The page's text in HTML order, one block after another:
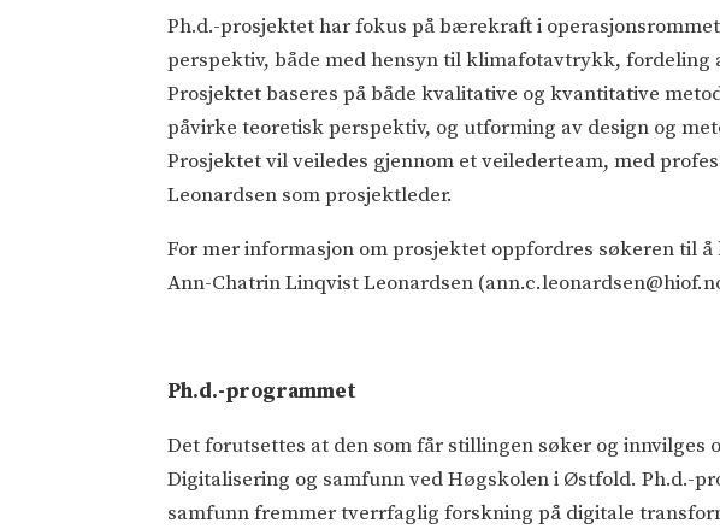
Ph.d.-prosjektet har fokus på bærekraft i
perspektiv, både med hensyn til klimafotavtrykk, fordeling
Prosjektet baseres på både kvalitative og kvantitative
påvirke teoretisk perspektiv, og utforming av design og
Prosjektet vil veiledes gjennom et veilederteam, med
Leonardsen som prosjektleder.
For mer informasjon om prosjektet oppfordres søkeren til
Ann-Chatrin Linqvist Leonardsen
Ph.d.-programmet
Det forutsettes at den som får stillingen søker og innvilges
Digitalisering og samfunn ved Høgskolen i Østfold. Ph.d.-
samfunn fremmer tverrfaglig forskning på digitale